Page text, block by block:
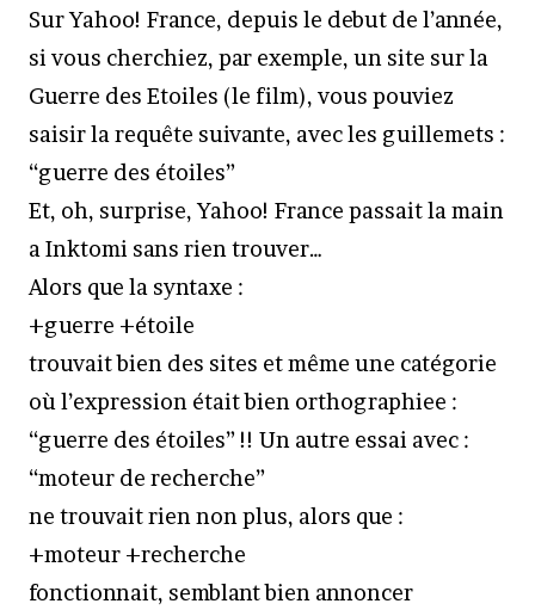
Sur Yahoo! France, depuis le debut de l’année,
si vous cherchiez, par exemple, un site sur la
Guerre des Etoiles (le film), vous pouviez
saisir la requête suivante, avec les guillemets :
“guerre des étoiles”
Et, oh, surprise, Yahoo! France passait la main
a Inktomi sans rien trouver…
Alors que la syntaxe :
+guerre +étoile
trouvait bien des sites et même une catégorie
où l’expression était bien orthographiee :
“guerre des étoiles” !! Un autre essai avec :
“moteur de recherche”
ne trouvait rien non plus, alors que :
+moteur +recherche
fonctionnait, semblant bien annoncer